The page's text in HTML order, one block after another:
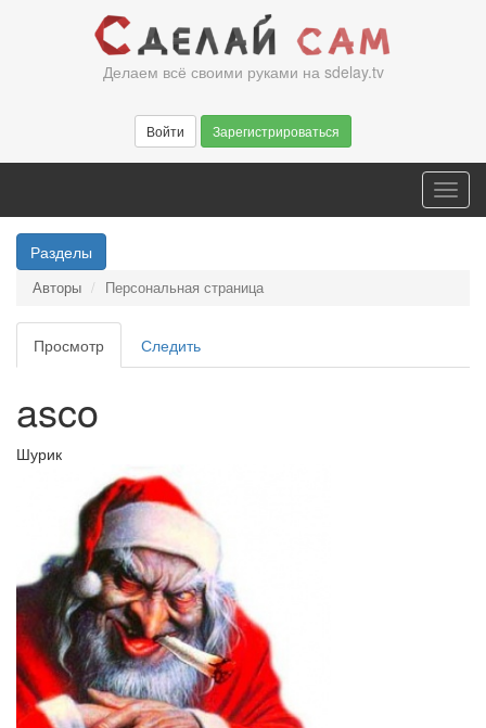
Делаем всё своими руками на sdelay.tv
Войти Зарегистрироваться
Разделы
Авторы Персональная страница
Главные
вкладки
Просмотр (активная
вкладка)
Следить
asco
Шурик